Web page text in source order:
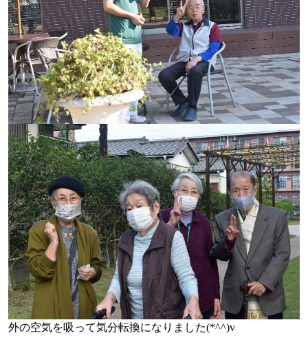
外の空気を吸って気分転換になりました(*^^)v